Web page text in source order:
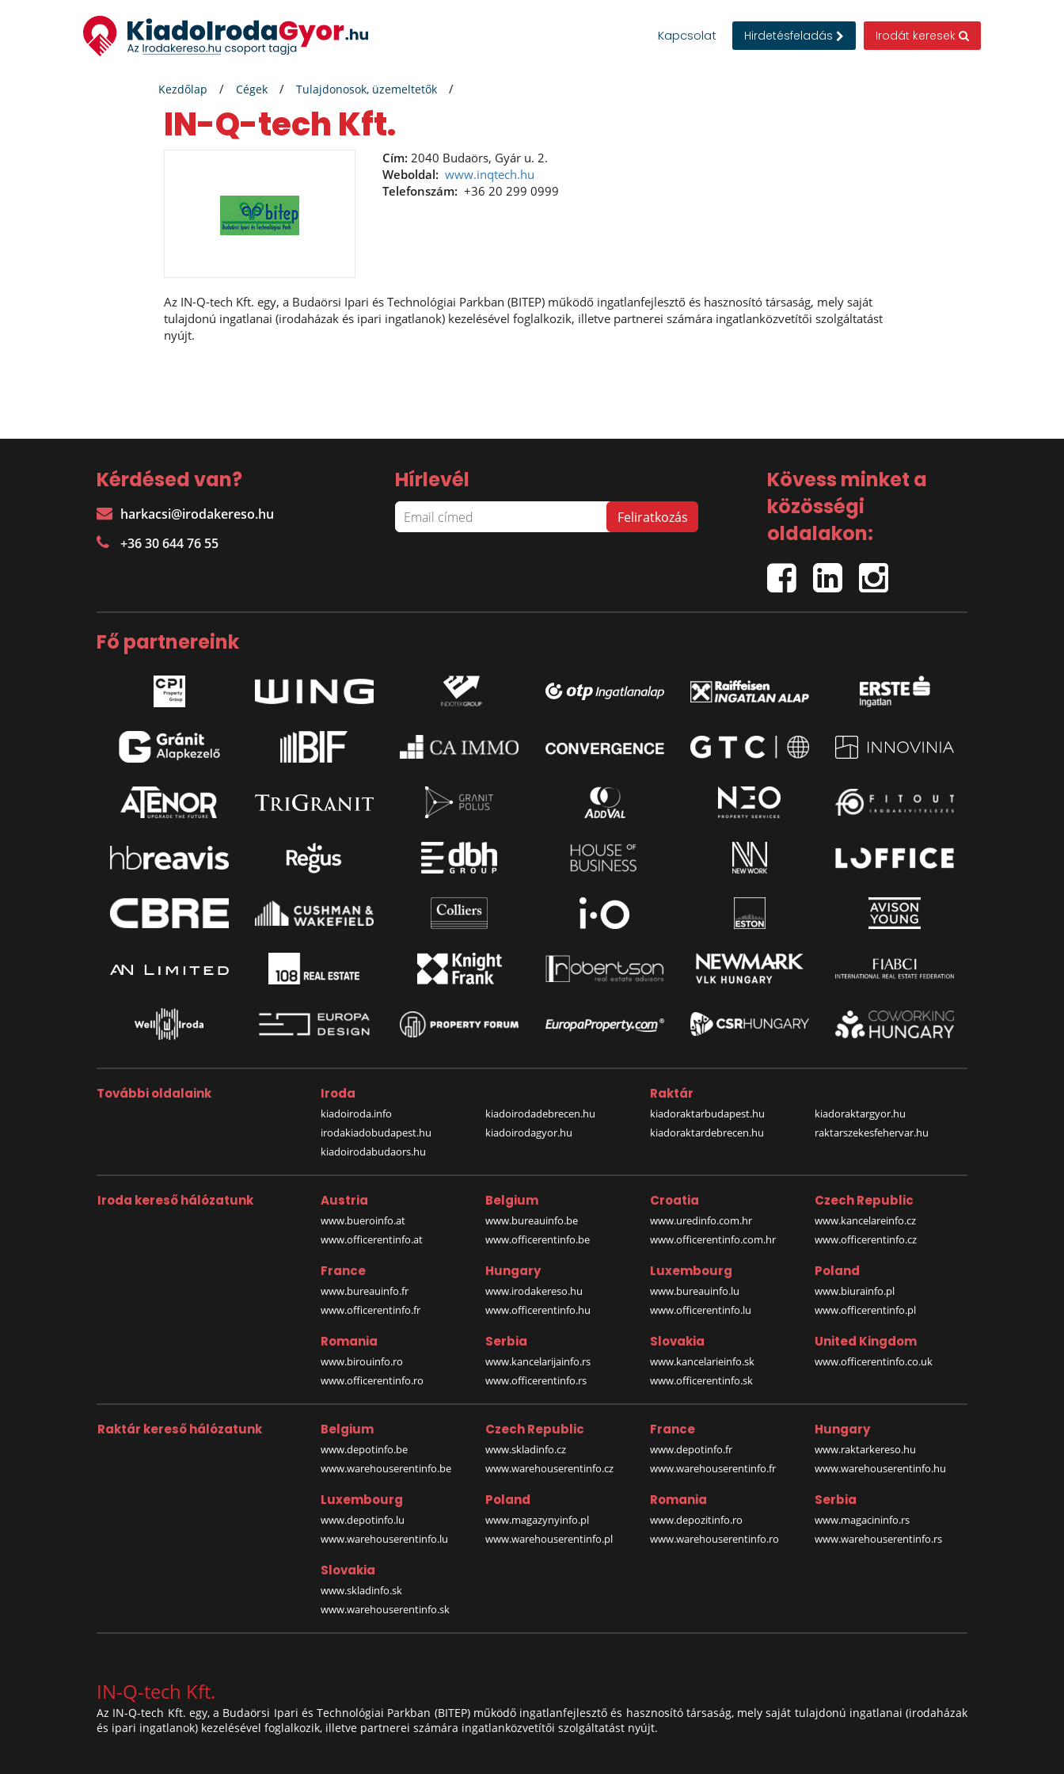
Kapcsolat Hirdetésfeladás Irodát keresek
Kezdőlap Cégek Tulajdonosok, üzemeltetők
IN-Q-tech Kft.
Cím: 2040 Budaörs, Gyár u. 2.
Weboldal: www.inqtech.hu
Telefonszám: +36 20 299 0999
Az IN-Q-tech Kft. egy, a Budaörsi Ipari és Technológiai Parkban (BITEP) működő ingatlanfejlesztő és hasznosító társaság, mely saját
tulajdonú ingatlanai (irodaházak és ipari ingatlanok) kezelésével foglalkozik, illetve partnerei számára ingatlanközvetítői szolgáltatást
nyújt.
Kérdésed van?
harkacsi@irodakereso.hu
+36 30 644 76 55
Hírlevél
Kövess minket a
közösségi
oldalakon:
Fő partnereink
További oldalaink Iroda
kiadoiroda.info
irodakiadobudapest.hu
kiadoirodabudaors.hu
kiadoirodadebrecen.hu
kiadoirodagyor.hu
Raktár
kiadoraktarbudapest.hu
kiadoraktardebrecen.hu
kiadoraktargyor.hu
raktarszekesfehervar.hu
Iroda kereső hálózatunk Austria
www.bueroinfo.at
www.officerentinfo.at
Belgium
www.bureauinfo.be
www.officerentinfo.be
Croatia
www.uredinfo.com.hr
www.officerentinfo.com.hr
Czech Republic
www.kancelareinfo.cz
www.officerentinfo.cz
France
www.bureauinfo.fr
www.officerentinfo.fr
Hungary
www.irodakereso.hu
www.officerentinfo.hu
Luxembourg
www.bureauinfo.lu
www.officerentinfo.lu
Poland
www.biurainfo.pl
www.officerentinfo.pl
Romania
www.birouinfo.ro
www.officerentinfo.ro
Serbia
www.kancelarijainfo.rs
www.officerentinfo.rs
Slovakia
www.kancelarieinfo.sk
www.officerentinfo.sk
United Kingdom
www.officerentinfo.co.uk
Raktár kereső hálózatunk Belgium
www.depotinfo.be
www.warehouserentinfo.be
Czech Republic
www.skladinfo.cz
www.warehouserentinfo.cz
France
www.depotinfo.fr
www.warehouserentinfo.fr
Hungary
www.raktarkereso.hu
www.warehouserentinfo.hu
Luxembourg
www.depotinfo.lu
www.warehouserentinfo.lu
Poland
www.magazynyinfo.pl
www.warehouserentinfo.pl
Romania
www.depozitinfo.ro
www.warehouserentinfo.ro
Serbia
www.magacininfo.rs
www.warehouserentinfo.rs
Slovakia
www.skladinfo.sk
www.warehouserentinfo.sk
IN-Q-tech Kft.
Az IN-Q-tech Kft. egy, a Budaörsi Ipari és Technológiai Parkban (BITEP) működő ingatlanfejlesztő és hasznosító társaság, mely saját tulajdonú ingatlanai (irodaházak
és ipari ingatlanok) kezelésével foglalkozik, illetve partnerei számára ingatlanközvetítői szolgáltatást nyújt.